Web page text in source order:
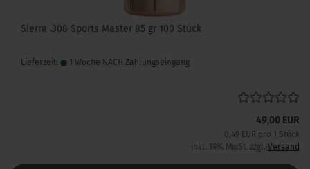
Sierra .308 Sports Master 85 gr 100 Stück
Lieferzeit: 1 Woche NACH Zahlungseingang
49,00 EUR
0,49 EUR pro 1 Stück
inkl. 19% MwSt. zzgl. Versand